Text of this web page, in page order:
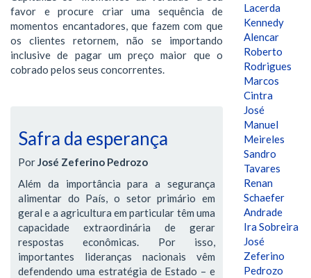
favor e procure criar uma sequência de
momentos encantadores, que fazem com que
os clientes retornem, não se importando
inclusive de pagar um preço maior que o
cobrado pelos seus concorrentes.
Safra da esperança
PorJosé Zeferino Pedrozo
Além da importância para a segurança
alimentar do País, o setor primário em
geral e a agricultura em particular têm uma
capacidade extraordinária de gerar
respostas econômicas. Por isso,
importantes lideranças nacionais vêm
defendendo uma estratégia de Estado – e
Lacerda
Kennedy
Alencar
Roberto
Rodrigues
Marcos
Cintra
José
Manuel
Meireles
Sandro
Tavares
Renan
Schaefer
Andrade
Ira Sobreira
José
Zeferino
Pedrozo